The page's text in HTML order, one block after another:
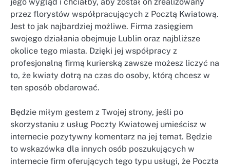
przez florystów współpracujących z Pocztą Kwiatową.
Jest to jak najbardziej możliwe. Firma zasięgiem
swojego działania obejmuje Lublin oraz najbliższe
okolice tego miasta. Dzięki jej współpracy z
profesjonalną firmą kurierską zawsze możesz liczyć na
to, że kwiaty dotrą na czas do osoby, którą chcesz w
ten sposób obdarować.
Będzie miłym gestem z Twojej strony, jeśli po
skorzystaniu z usług Poczty Kwiatowej umieścisz w
internecie pozytywny komentarz na jej temat. Będzie
to wskazówka dla innych osób poszukujących w
internecie firm oferujących tego typu usługi, że Poczta